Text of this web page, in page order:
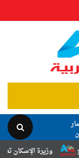
نتائج قرعة تخصيص